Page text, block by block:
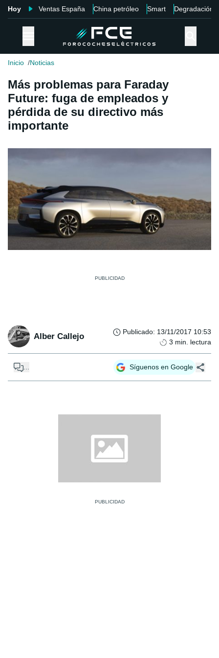
Hoy Ventas España China petróleo Smart Degradación
Inicio Noticias
Más problemas para Faraday
Future: fuga de empleados y
pérdida de su directivo más
importante
Alber Callejo Publicado: 13/11/2017 10:53
3 min. lectura
... Síguenos en Google